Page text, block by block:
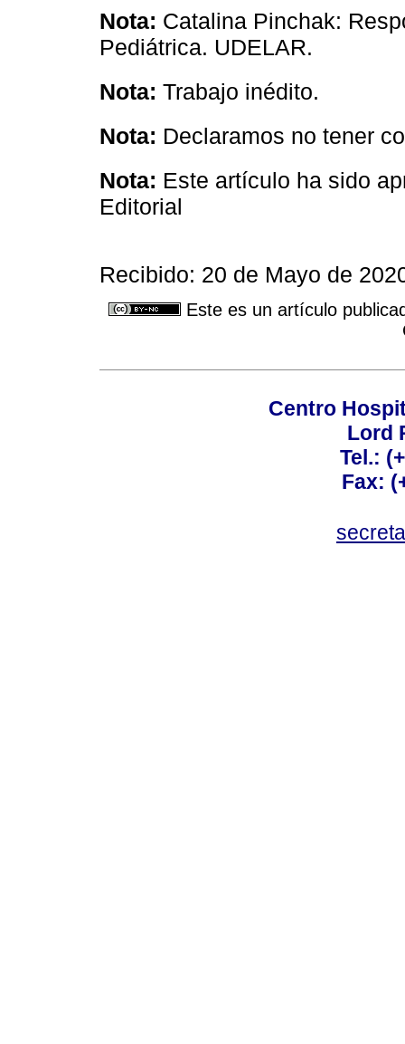
Nota: Catalina Pinchak:
Pediátrica. UDELAR.
Nota: Trabajo inédito.
Nota: Declaramos no tener
Nota: Este artículo ha sido
Editorial
Recibido: 20 de Mayo de
Este es un artículo
Centro
Lord
Tel.:
Fax: